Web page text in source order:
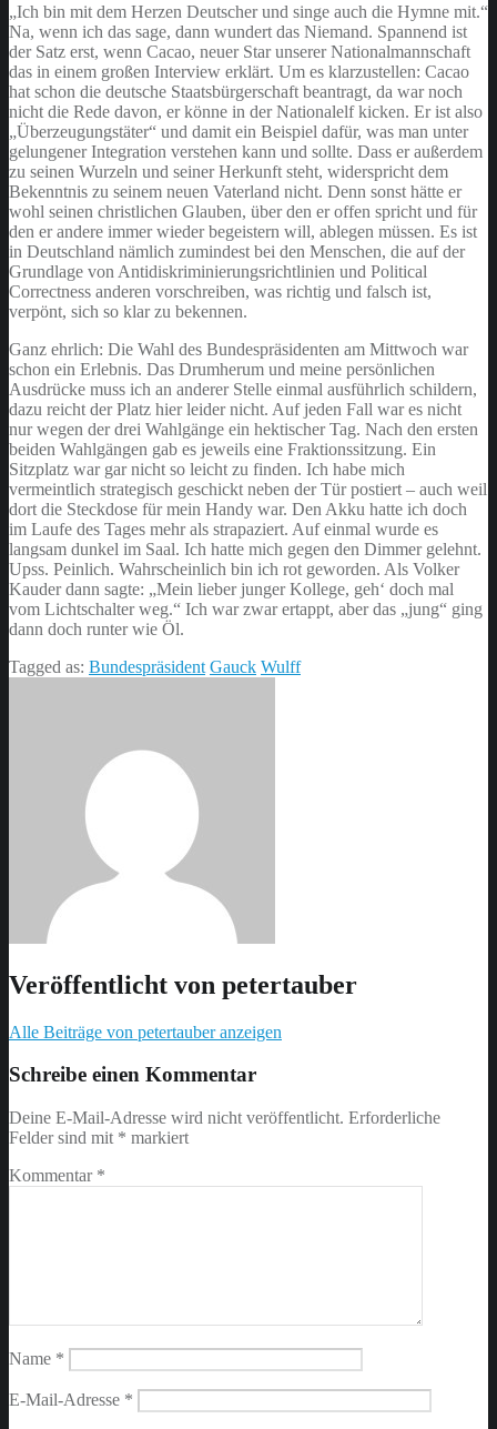
„Ich bin mit dem Herzen Deutscher und singe auch die Hymne mit.“
Na, wenn ich das sage, dann wundert das Niemand. Spannend ist
der Satz erst, wenn Cacao, neuer Star unserer Nationalmannschaft
das in einem großen Interview erklärt. Um es klarzustellen: Cacao
hat schon die deutsche Staatsbürgerschaft beantragt, da war noch
nicht die Rede davon, er könne in der Nationalelf kicken. Er ist also
„Überzeugungstäter“ und damit ein Beispiel dafür, was man unter
gelungener Integration verstehen kann und sollte. Dass er außerdem
zu seinen Wurzeln und seiner Herkunft steht, widerspricht dem
Bekenntnis zu seinem neuen Vaterland nicht. Denn sonst hätte er
wohl seinen christlichen Glauben, über den er offen spricht und für
den er andere immer wieder begeistern will, ablegen müssen. Es ist
in Deutschland nämlich zumindest bei den Menschen, die auf der
Grundlage von Antidiskriminierungsrichtlinien und Political
Correctness anderen vorschreiben, was richtig und falsch ist,
verpönt, sich so klar zu bekennen.
Ganz ehrlich: Die Wahl des Bundespräsidenten am Mittwoch war
schon ein Erlebnis. Das Drumherum und meine persönlichen
Ausdrücke muss ich an anderer Stelle einmal ausführlich schildern,
dazu reicht der Platz hier leider nicht. Auf jeden Fall war es nicht
nur wegen der drei Wahlgänge ein hektischer Tag. Nach den ersten
beiden Wahlgängen gab es jeweils eine Fraktionssitzung. Ein
Sitzplatz war gar nicht so leicht zu finden. Ich habe mich
vermeintlich strategisch geschickt neben der Tür postiert – auch weil
dort die Steckdose für mein Handy war. Den Akku hatte ich doch
im Laufe des Tages mehr als strapaziert. Auf einmal wurde es
langsam dunkel im Saal. Ich hatte mich gegen den Dimmer gelehnt.
Upss. Peinlich. Wahrscheinlich bin ich rot geworden. Als Volker
Kauder dann sagte: „Mein lieber junger Kollege, geh‘ doch mal
vom Lichtschalter weg.“ Ich war zwar ertappt, aber das „jung“ ging
dann doch runter wie Öl.
Tagged as: Bundespräsident Gauck Wulff
Veröffentlicht von petertauber
Alle Beiträge von petertauber anzeigen
back
main
navigation
Schreibe einen Kommentar
Deine E-Mail-Adresse wird nicht veröffentlicht. Erforderliche
Felder sind mit * markiert
Kommentar *
Name *
E-Mail-Adresse *